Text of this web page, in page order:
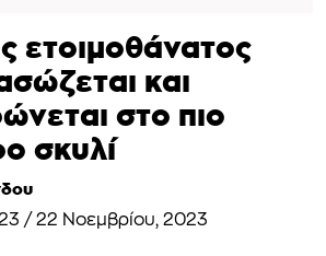
ετοιμοθάνατος
και
στο πιο
σκυλί
/ 22 Νοεμβρίου, 2023